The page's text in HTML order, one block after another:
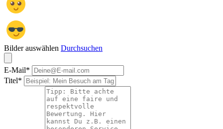
Bilder auswählen Durchsuchen
E-Mail*
Titel*